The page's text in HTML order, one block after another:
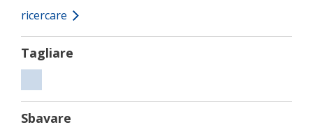
ricercare
Tagliare
Sbavare